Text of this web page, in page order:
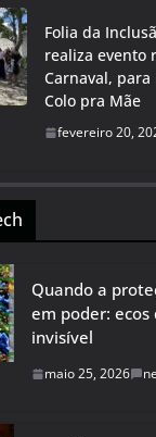
Folia da
realiza evento
Carnaval,
Colo pra Mãe
fevereiro 20,
Quando a
em poder:
invisível
maio 25, 2026